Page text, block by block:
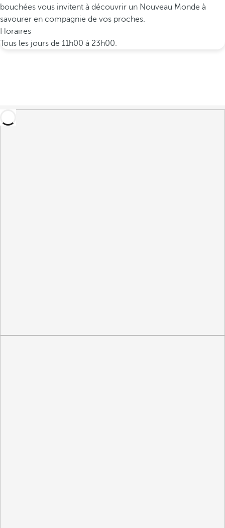
bouchées vous invitent à découvrir un Nouveau Monde à
savourer en compagnie de vos proches.
Horaires
Tous les jours de 11h00 à 23h00.